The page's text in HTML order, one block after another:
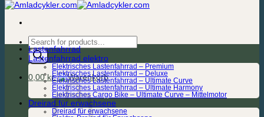
Products
search
0,00kr.
Lastenfahrrad
Lastenfahrrad elektro
Elektrisches Lastenfahrrad – Premium
Elektrisches Lastenfahrrad – Deluxe
Elektrisches Lastenfahrrad – Ultimate Curve
Elektrisches Lastenfahrrad – Ultimate Harmony
Elektrisches Cargo Bike – Ultimate Curve – Mittelmotor
Dreirad für erwachsene
Dreirad für erwachsene